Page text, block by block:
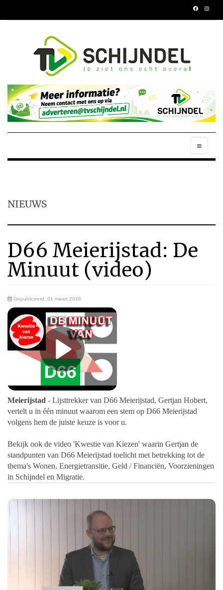
NIEUWS
D66 Meierijstad: De
Minuut (video)
Gepubliceerd: 01 maart 2026
Meierijstad - Lijsttrekker van D66 Meierijstad, Gertjan Hobert,
vertelt u in één minuut waarom een stem op D66 Meierijstad
volgens hem de juiste keuze is voor u.
Bekijk ook de video 'Kwestie van Kiezen' waarin Gertjan de
standpunten van D66 Meierijstad toelicht met betrekking tot de
thema's Wonen, Energietransitie, Geld / Financiën, Voorzieningen
in Schijndel en Migratie.